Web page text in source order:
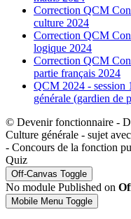
Correction QCM
culture 2024
Correction QCM
logique 2024
Correction QCM
partie français 2024
QCM 2024 - session
générale (gardien de
© Devenir fonctionnaire -
Culture générale - sujet
- Concours de la fonction
Quiz
Off-Canvas Toggle
No module Published on
Mobile Menu Toggle